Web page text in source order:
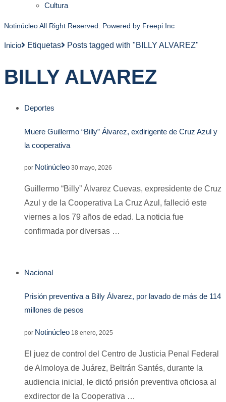
Cultura
Notinúcleo All Right Reserved. Powered by Freepi Inc
Inicio Etiquetas Posts tagged with "BILLY ALVAREZ"
BILLY ALVAREZ
Deportes
Muere Guillermo “Billy” Álvarez, exdirigente de Cruz Azul y
la cooperativa
por Notinúcleo 30 mayo, 2026
Guillermo “Billy” Álvarez Cuevas, expresidente de Cruz
Azul y de la Cooperativa La Cruz Azul, falleció este
viernes a los 79 años de edad. La noticia fue
confirmada por diversas …
Nacional
Prisión preventiva a Billy Álvarez, por lavado de más de 114
millones de pesos
por Notinúcleo 18 enero, 2025
El juez de control del Centro de Justicia Penal Federal
de Almoloya de Juárez, Beltrán Santés, durante la
audiencia inicial, le dictó prisión preventiva oficiosa al
exdirector de la Cooperativa …